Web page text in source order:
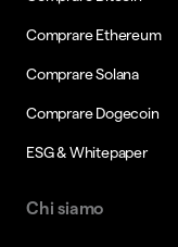
Comprare Ethereum
Comprare Solana
Comprare Dogecoin
ESG & Whitepaper
Chi siamo